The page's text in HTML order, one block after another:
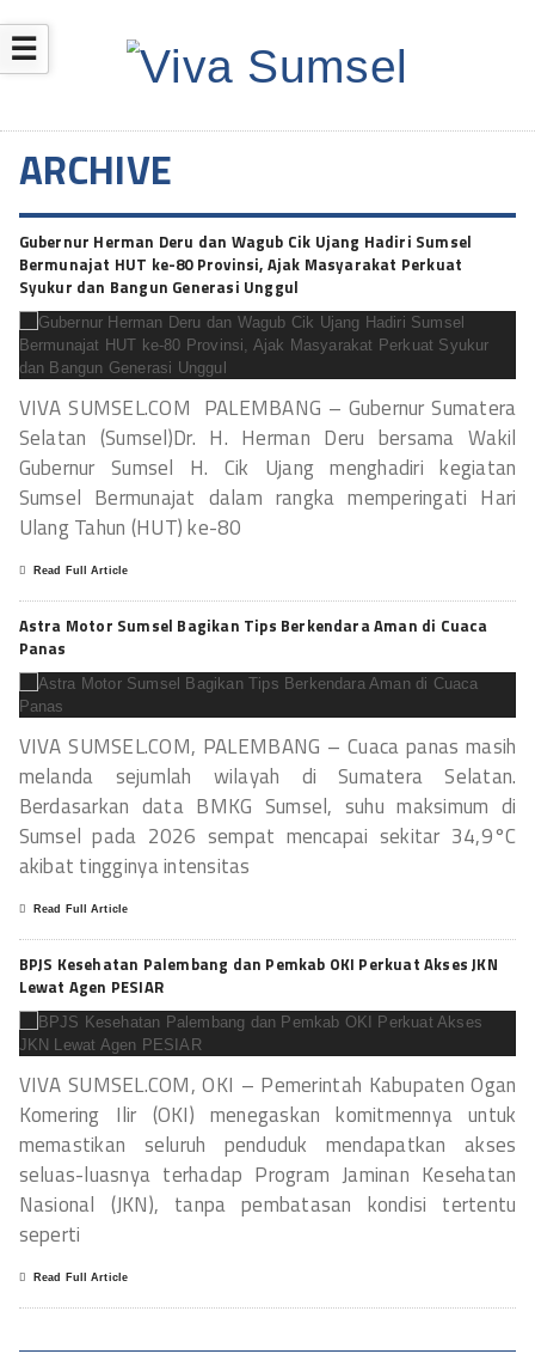
☰
ARCHIVE
Gubernur Herman Deru dan Wagub Cik Ujang Hadiri Sumsel
Bermunajat HUT ke-80 Provinsi, Ajak Masyarakat Perkuat
Syukur dan Bangun Generasi Unggul
VIVA SUMSEL.COM PALEMBANG – Gubernur Sumatera
Selatan (Sumsel)Dr. H. Herman Deru bersama Wakil
Gubernur Sumsel H. Cik Ujang menghadiri kegiatan
Sumsel Bermunajat dalam rangka memperingati Hari
Ulang Tahun (HUT) ke-80
Read Full Article
Astra Motor Sumsel Bagikan Tips Berkendara Aman di Cuaca
Panas
VIVA SUMSEL.COM, PALEMBANG – Cuaca panas masih
melanda sejumlah wilayah di Sumatera Selatan.
Berdasarkan data BMKG Sumsel, suhu maksimum di
Sumsel pada 2026 sempat mencapai sekitar 34,9°C
akibat tingginya intensitas
Read Full Article
BPJS Kesehatan Palembang dan Pemkab OKI Perkuat Akses JKN
Lewat Agen PESIAR
VIVA SUMSEL.COM, OKI – Pemerintah Kabupaten Ogan
Komering Ilir (OKI) menegaskan komitmennya untuk
memastikan seluruh penduduk mendapatkan akses
seluas-luasnya terhadap Program Jaminan Kesehatan
Nasional (JKN), tanpa pembatasan kondisi tertentu
seperti
Read Full Article